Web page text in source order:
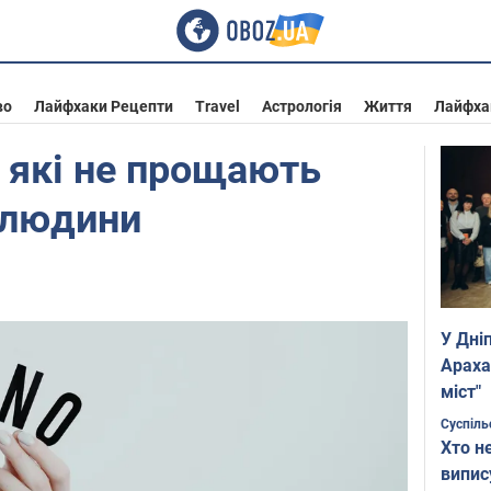
Лайфхаки Рецепти Travel Астрологія Життя
які не прощають
У
міст"
Хто